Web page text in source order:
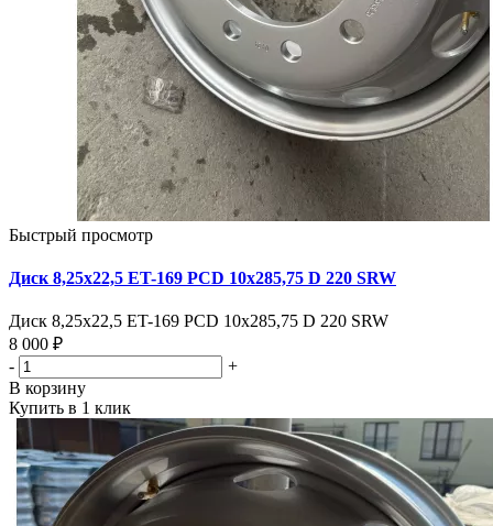
Быстрый просмотр
Диск 8,25х22,5 ET-169 PCD 10x285,75 D 220 SRW
Диск 8,25х22,5 ET-169 PCD 10x285,75 D 220 SRW
8 000 ₽
-
+
В корзину
Купить в 1 клик